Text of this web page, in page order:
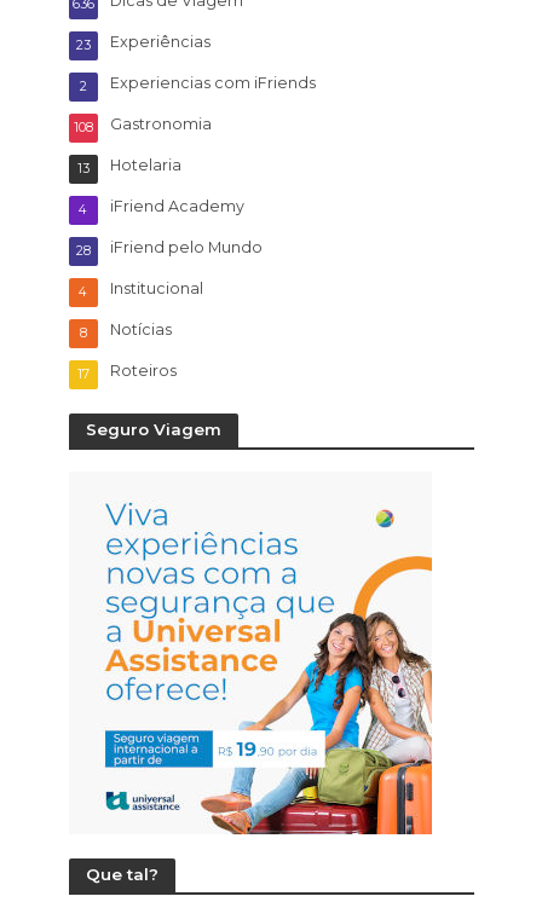
636
Experiências
23
Experiencias com iFriends
2
Gastronomia
108
Hotelaria
13
iFriend Academy
4
iFriend pelo Mundo
28
Institucional
4
Notícias
8
Roteiros
17
Seguro Viagem
Que tal?